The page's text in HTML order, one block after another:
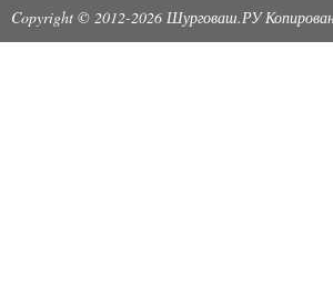
Copyright © 2012-2026 Шурговаш.РУ